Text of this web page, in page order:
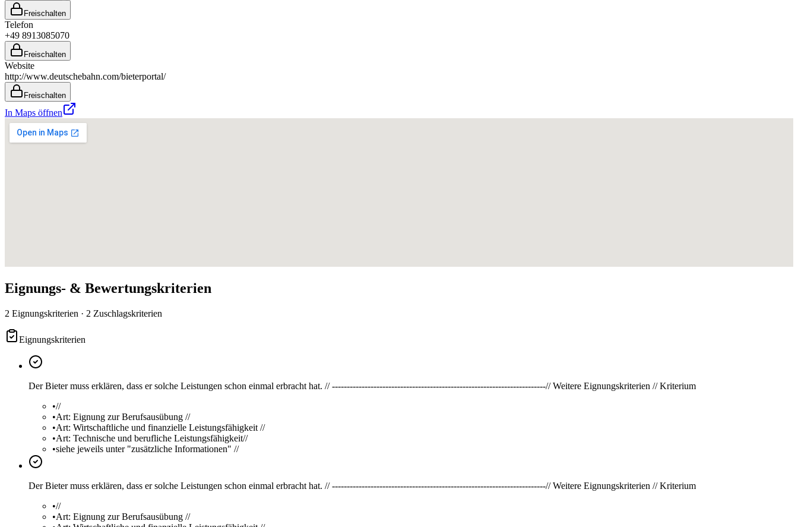
Freischalten
Telefon
+49 8913085070
Freischalten
Website
http://www.deutschebahn.com/bieterportal/
Freischalten
In Maps öffnen
Eignungs- & Bewertungskriterien
2 Eignungskriterien · 2 Zuschlagskriterien
Eignungskriterien
Der Bieter muss erklären, dass er solche Leistungen schon einmal erbracht hat. // ------------------------------------------------------------------------// Weitere Eignungskriterien // Kriterium
•//
•Art: Eignung zur Berufsausübung //
•Art: Wirtschaftliche und finanzielle Leistungsfähigkeit //
•Art: Technische und berufliche Leistungsfähigkeit//
•siehe jeweils unter "zusätzliche Informationen" //
Der Bieter muss erklären, dass er solche Leistungen schon einmal erbracht hat. // ------------------------------------------------------------------------// Weitere Eignungskriterien // Kriterium
•//
•Art: Eignung zur Berufsausübung //